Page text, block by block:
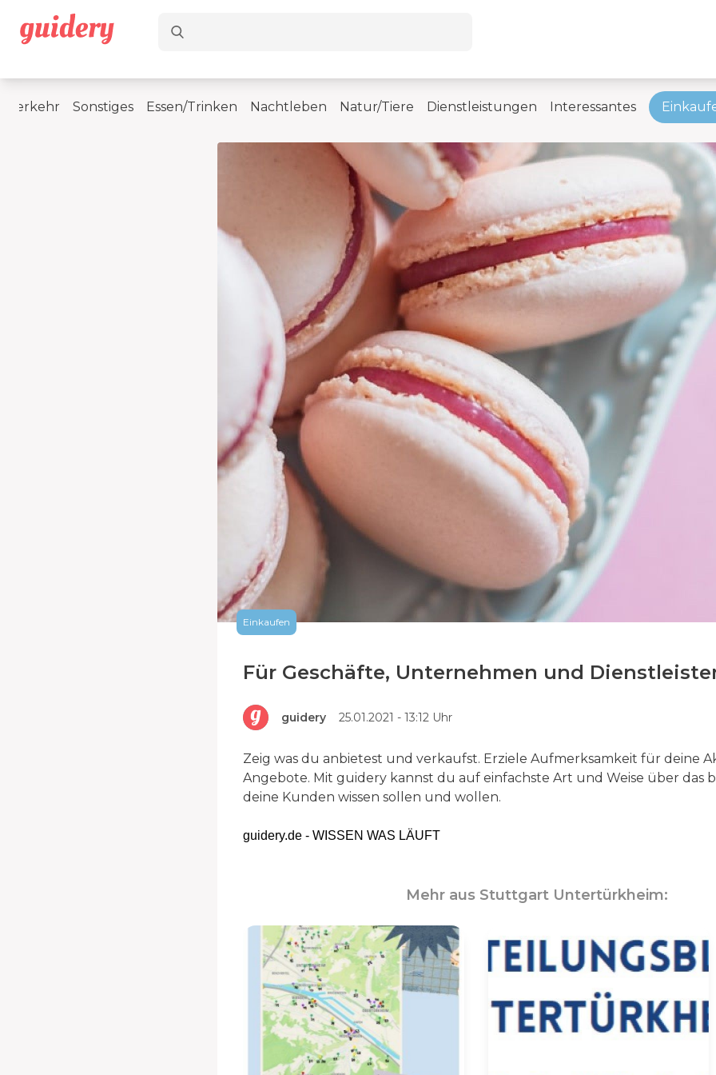
Verkehr Sonstiges Essen/Trinken Nachtleben Natur/Tiere Dienstleistungen Interessantes
Einkaufen
Für Geschäfte, Unternehmen und
guidery 25.01.2021 - 13:12 Uhr
Zeig was du anbietest und verkaufst. Erziele Aufmerksamkeit für deine
Angebote. Mit guidery kannst du auf einfachste Art und Weise über das
deine Kunden wissen sollen und wollen.
guidery.de - WISSEN WAS LÄUFT
Mehr aus Stuttgart Untertürkheim: